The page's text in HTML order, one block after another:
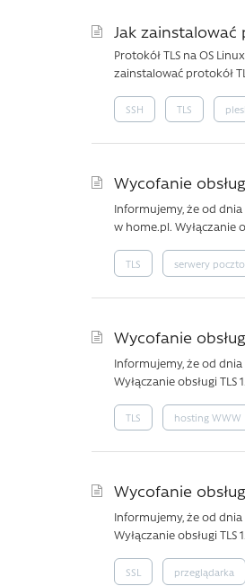
Jak zainstalować
Protokół TLS na OS
zainstalować protokół
SSH TLS
Wycofanie
Informujemy, że od dnia
w home.pl. Wyłączanie
TLS serwery
Wycofanie
Informujemy, że od dnia
Wyłączanie obsługi
TLS hosting WWW
Wycofanie
Informujemy, że od dnia
Wyłączanie obsługi
SSL przeglądarka